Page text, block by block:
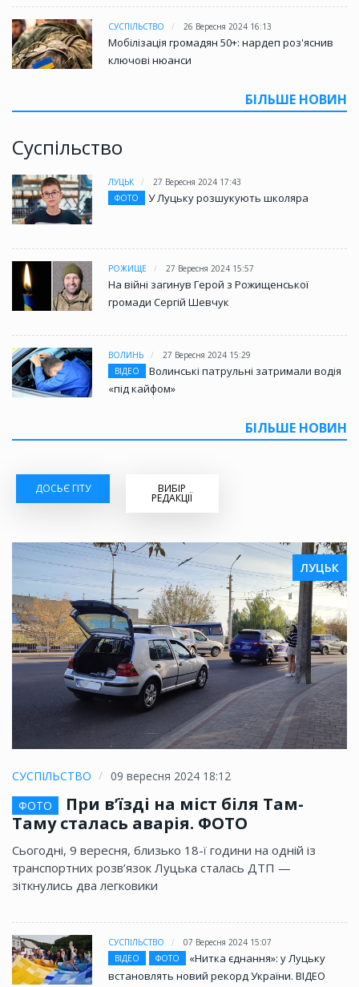
СУСПІЛЬСТВО 26 Вересня 2024 16:13
Мобілізація громадян 50+: нардеп роз'яснив
ключові нюанси
БІЛЬШЕ НОВИН
Суспільство
ЛУЦЬК
27 Вересня 2024 17:43
ФОТО
У Луцьку розшукують школяра
РОЖИЩЕ 27 Вересня 2024 15:57
На війні загинув Герой з Рожищенської
громади Сергій Шевчук
ВОЛИНЬ
27 Вересня 2024 15:29
ВІДЕО
Волинські патрульні затримали водія
«під кайфом»
БІЛЬШЕ НОВИН
ДОСЬЄ ГІТУ ВИБІР
РЕДАКЦІЇ
ЛУЦЬК
СУСПІЛЬСТВО
09 вересня 2024 18:12
ФОТО
При в’їзді на міст біля Там-
Таму сталась аварія. ФОТО
Сьогодні, 9 вересня, близько 18-ї години на одній із
транспортних розв’язок Луцька сталась ДТП —
зіткнулись два легковики
СУСПІЛЬСТВО
07 Вересня 2024 15:07
ВІДЕО
ФОТО
«Нитка єднання»: у Луцьку
встановлять новий рекорд України. ВІДЕО